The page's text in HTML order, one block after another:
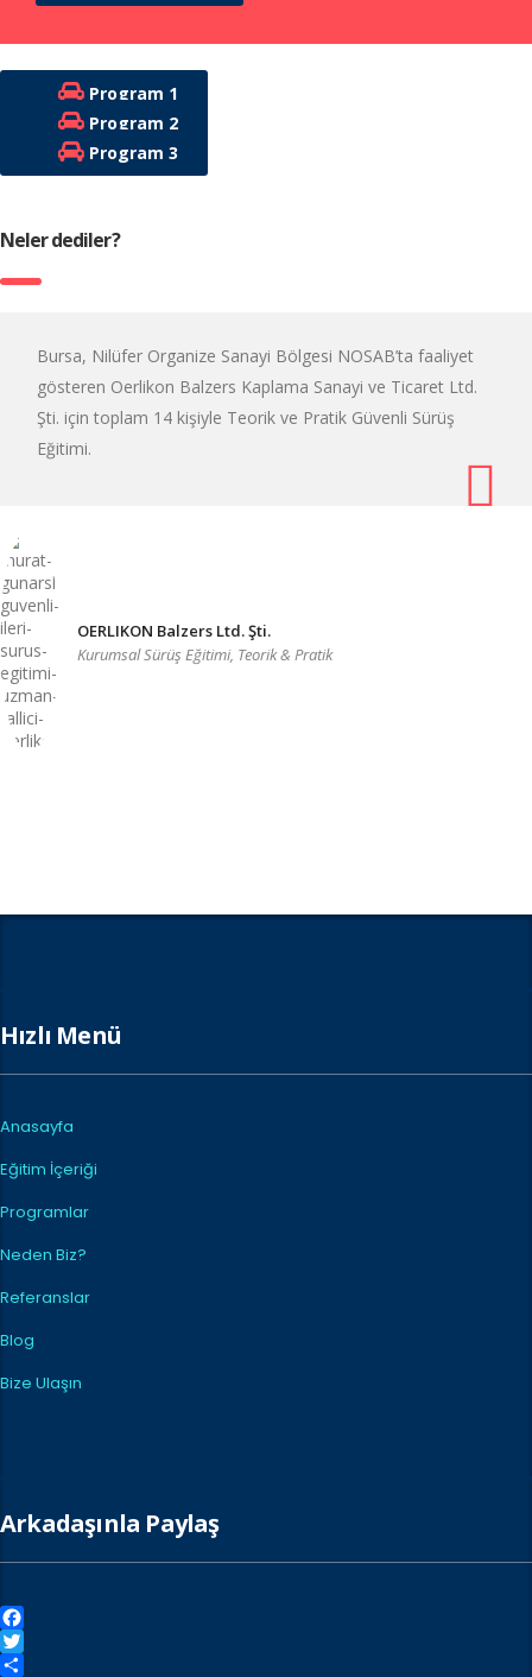
Program 1
Program 2
Program 3
Neler dediler?
Bursa, Nilüfer Organize Sanayi Bölgesi NOSAB’ta faaliyet
gösteren Oerlikon Balzers Kaplama Sanayi ve Ticaret Ltd.
Şti. için toplam 14 kişiyle Teorik ve Pratik Güvenli Sürüş
Eğitimi.
OERLIKON Balzers Ltd. Şti.
Kurumsal Sürüş Eğitimi, Teorik & Pratik
Hızlı Menü
Anasayfa
Eğitim İçeriği
Programlar
Neden Biz?
Referanslar
Blog
Bize Ulaşın
Arkadaşınla Paylaş
Facebook
Twitter